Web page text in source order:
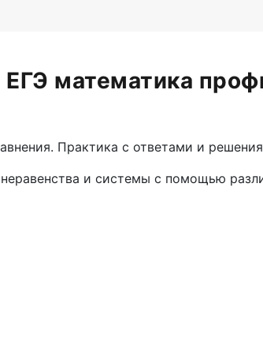
ЕГЭ математика
Практика с ответами и
и системы с помощью